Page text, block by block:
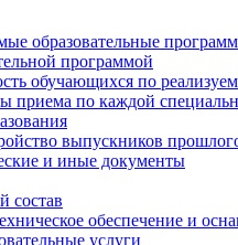
образовательные
программой
обучающихся по
приема по каждой
выпускников
и иные документы
состав
обеспечение и
услуги